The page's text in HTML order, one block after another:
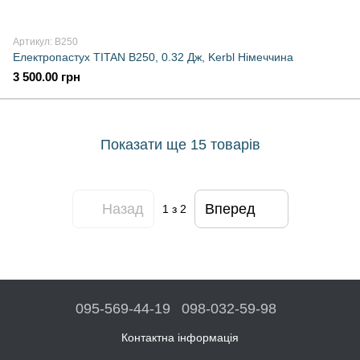
Артикул: B250
Електропастух TITAN B250, 0.32 Дж, Kerbl Німеччина
3 500.00 грн
Показати ще 15 товарів
Назад 1 з 2 Вперед
095-569-44-19 098-032-59-98
Контактна інформація